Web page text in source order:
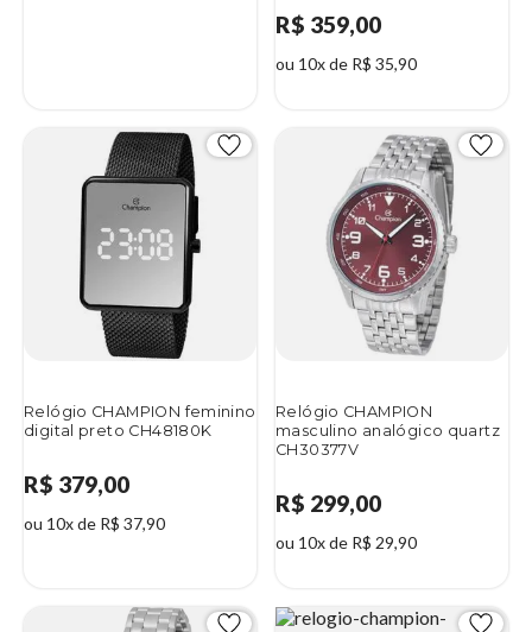
R$ 359,00
ou 10x de R$ 35,90
Relógio CHAMPION feminino
digital preto CH48180K
R$ 379,00
ou 10x de R$ 37,90
Relógio CHAMPION
masculino analógico quartz
CH30377V
R$ 299,00
ou 10x de R$ 29,90